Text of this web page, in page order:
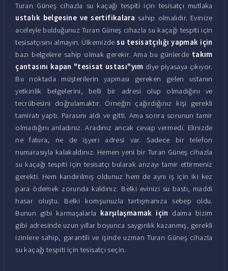
Turan Güneş cihazla su kaçağı tespiti için tesisatçı mutlaka
ustalık belgesine ve sertifikalara sahip olmalıdır. Evinize
aceleyle bulduğunuz Turan Güneş cihazla su kaçağı tespiti için
tesisatçısını almayın. Ülkemizdesu tesisatçılığı yapmak için
bazı belgelere sahip olmak gerekir. Ama bu günlerde takım
çantasını kapan "tesisat ustası"yım diye piyasaya çıkıyor.
Bu noktada müşterilerin yapması gereken gelen ustanın
yetkinlik belgelerini, belli bir adresi olup olmadığını ve
tecrübesini doğrulamaktır. Örneğin çağırdığınız kişi gerekli
tamiratı yaptı. Parasını aldı ve gitti. Ama sonra sorunun tamir
olmadığını anladınız. Aradınız ancak cevap vermedi. Elinizde
ne fatura, ne de işyeri adresi var. Sadece bir telefon
numarasıyla kalakaldınız. Hemen yeni bir Turan Güneş cihazla
su kaçağı tespiti için tesisatçı bularak arızayı tamir ettirmeniz
gerekti. Hem kandırılmış oldunuz hem de aynı iş için iki kez
para ödemek zorunda kaldınız. Belki evinizi su bastı, maddi
hasar oluştu. Belki komşunuzla tartışmanıza sebep oldu.
Bunun gibi karmaşalarla karşılaşmamak için daima bizim
gibi adresinde uzun yıllar boyunca saygınlık kazanmış, gerekli
izinlere sahip, garantili ve işinde uzman Turan Güneş cihazla
su kaçağı tespiti için tesisatçı seçin.